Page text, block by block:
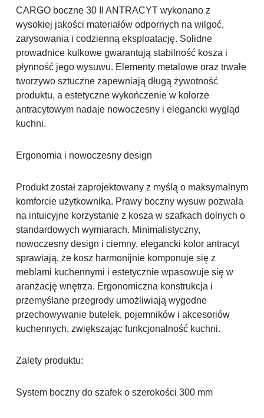
CARGO boczne 30 II ANTRACYT wykonano z
wysokiej jakości materiałów odpornych na wilgoć,
zarysowania i codzienną eksploatację. Solidne
prowadnice kulkowe gwarantują stabilność kosza i
płynność jego wysuwu. Elementy metalowe oraz trwałe
tworzywo sztuczne zapewniają długą żywotność
produktu, a estetyczne wykończenie w kolorze
antracytowym nadaje nowoczesny i elegancki wygląd
kuchni.
Ergonomia i nowoczesny design
Produkt został zaprojektowany z myślą o maksymalnym
komforcie użytkownika. Prawy boczny wysuw pozwala
na intuicyjne korzystanie z kosza w szafkach dolnych o
standardowych wymiarach. Minimalistyczny,
nowoczesny design i ciemny, elegancki kolor antracyt
sprawiają, że kosz harmonijnie komponuje się z
meblami kuchennymi i estetycznie wpasowuje się w
aranżację wnętrza. Ergonomiczna konstrukcja i
przemyślane przegrody umożliwiają wygodne
przechowywanie butelek, pojemników i akcesoriów
kuchennych, zwiększając funkcjonalność kuchni.
Zalety produktu:
System boczny do szafek o szerokości 300 mm